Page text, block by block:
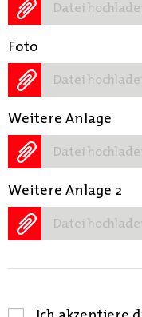
Datei
Foto
Datei
Weitere Anlage
Datei
Weitere Anlage 2
Datei